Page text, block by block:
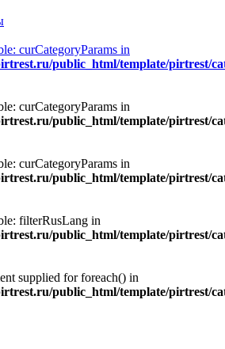
curCategoryParams in
public_html/template/pirtrest/
curCategoryParams in
public_html/template/pirtrest/
curCategoryParams in
public_html/template/pirtrest/
filterRusLang in
public_html/template/pirtrest/
supplied for foreach() in
public_html/template/pirtrest/